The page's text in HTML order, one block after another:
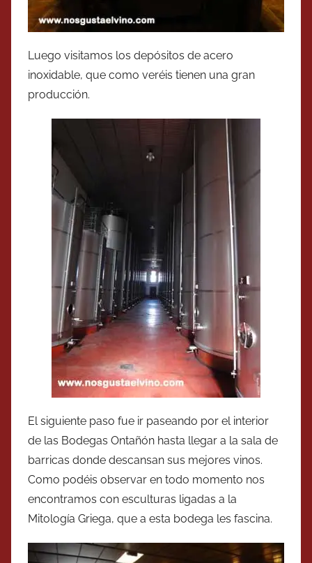
Luego visitamos los depósitos de acero
inoxidable, que como veréis tienen una gran
producción.
El siguiente paso fue ir paseando por el interior
de las Bodegas Ontañón hasta llegar a la sala de
barricas donde descansan sus mejores vinos.
Como podéis observar en todo momento nos
encontramos con esculturas ligadas a la
Mitología Griega, que a esta bodega les fascina.